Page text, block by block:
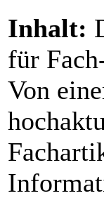
Inhalt:
für
Von